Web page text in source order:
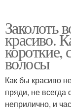
Заколоть
красиво.
короткие,
волосы
Как бы красиво
пряди, не всегда
неприлично, и